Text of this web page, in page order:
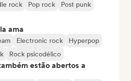
rock Pop rock
Post punk
ama
Electronic rock
Hyperpop
Rock psicodélico
estão abertos a